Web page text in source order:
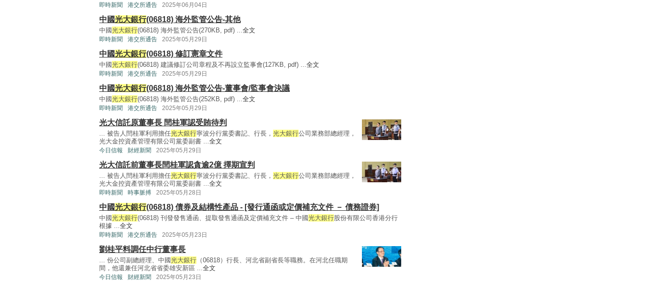
即時新聞 港交所通告 2025年06月04日
中國光大銀行(06818) 海外監管公告-其他
中國光大銀行(06818) 海外監管公告(270KB, pdf) ...全文
即時新聞 港交所通告 2025年05月29日
中國光大銀行(06818) 修訂憲章文件
中國光大銀行(06818) 建議修訂公司章程及不再設立監事會(127KB, pdf) ...全文
即時新聞 港交所通告 2025年05月29日
中國光大銀行(06818) 海外監管公告-董事會/監事會決議
中國光大銀行(06818) 海外監管公告(252KB, pdf) ...全文
即時新聞 港交所通告 2025年05月29日
光大信託原董事長 閆桂軍認受賄待判
... 被告人閆桂軍利用擔任光大銀行寧波分行黨委書記、行長， 光大銀行公司業務部總經理，
光大金控資產管理有限公司黨委副書 ...全文
今日信報 財經新聞 2025年05月29日
光大信託前董事長閆桂軍認貪逾2億 擇期宣判
... 被告人閆桂軍利用擔任光大銀行寧波分行黨委書記、行長， 光大銀行公司業務部總經理，
光大金控資產管理有限公司黨委副書 ...全文
即時新聞 時事脈搏 2025年05月28日
中國光大銀行(06818) 債券及結構性產品 - [發行通函或定價補充文件 － 債務證券]
中國光大銀行(06818) 刊發發售通函、提取發售通函及定價補充文件 – 中國光大銀行股份有限公司香港分行
根據 ...全文
即時新聞 港交所通告 2025年05月23日
劉桂平料調任中行董事長
... 份公司副總經理、中國光大銀行 （06818）行長、河北省副省長等職務。在河北任職期
間，他還兼任河北省省委雄安新區 ...全文
今日信報 財經新聞 2025年05月23日